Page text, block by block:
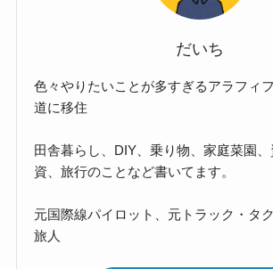
だいち
色々やりたいことが多すぎるアラフィ
道に移住
田舎暮らし、DIY、乗り物、家庭菜園
資、旅行のことなど書いてます。
元国際線パイロット、元トラック・タ
旅人